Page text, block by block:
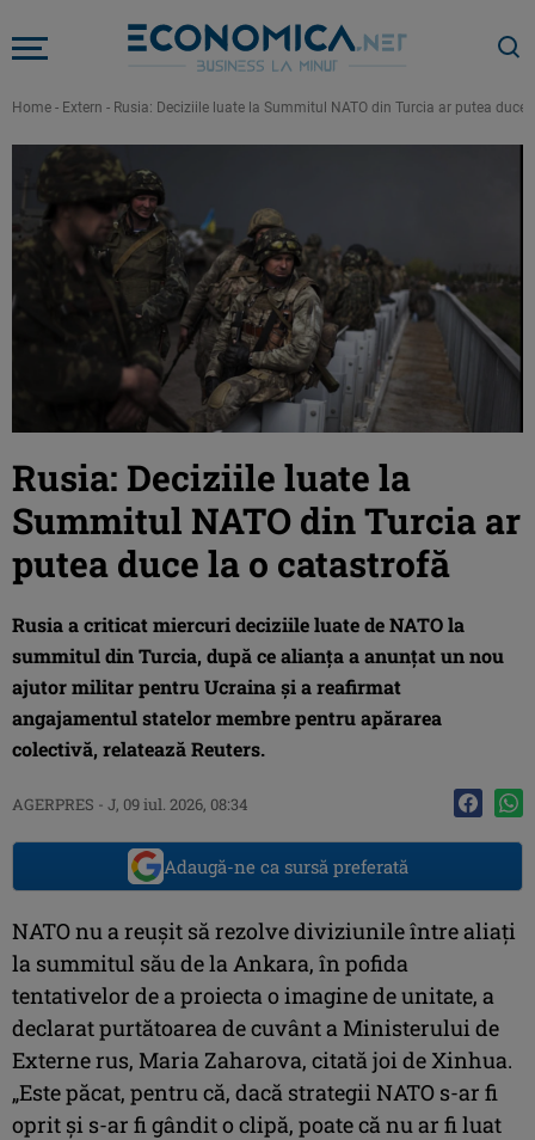
Home - Extern - Rusia: Deciziile luate la Summitul NATO din Turcia ar putea duce
Rusia: Deciziile luate la
Summitul NATO din Turcia ar
putea duce la o catastrofă
Rusia a criticat miercuri deciziile luate de NATO la
summitul din Turcia, după ce alianța a anunțat un nou
ajutor militar pentru Ucraina și a reafirmat
angajamentul statelor membre pentru apărarea
colectivă, relatează Reuters.
AGERPRES - J, 09 iul. 2026, 08:34
Adaugă-ne ca sursă preferată
NATO nu a reuşit să rezolve diviziunile între aliaţi
la summitul său de la Ankara, în pofida
tentativelor de a proiecta o imagine de unitate, a
declarat purtătoarea de cuvânt a Ministerului de
Externe rus, Maria Zaharova, citată joi de Xinhua.
„Este păcat, pentru că, dacă strategii NATO s-ar fi
oprit şi s-ar fi gândit o clipă, poate că nu ar fi luat